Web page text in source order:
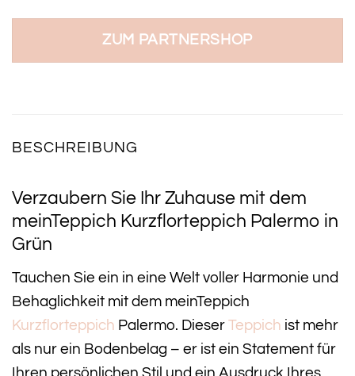
ZUM PARTNERSHOP
BESCHREIBUNG
Verzaubern Sie Ihr Zuhause mit dem
meinTeppich Kurzflorteppich Palermo in
Grün
Tauchen Sie ein in eine Welt voller Harmonie und
Behaglichkeit mit dem meinTeppich
Kurzflorteppich Palermo. Dieser Teppich ist mehr
als nur ein Bodenbelag – er ist ein Statement für
Ihren persönlichen Stil und ein Ausdruck Ihres